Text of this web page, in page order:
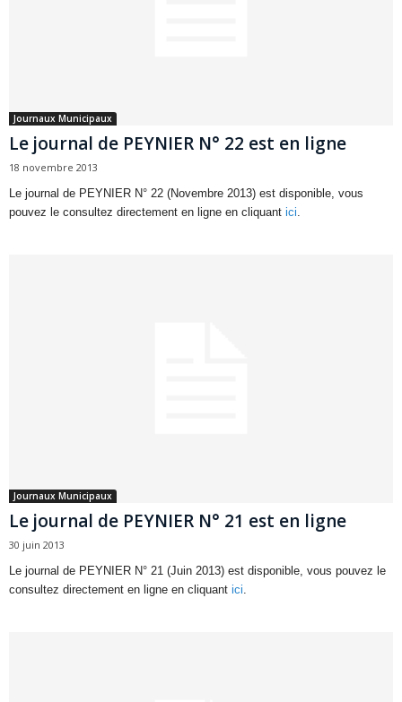
Journaux Municipaux
Le journal de PEYNIER N° 22 est en ligne
18 novembre 2013
Le journal de PEYNIER N° 22 (Novembre 2013) est disponible, vous
pouvez le consultez directement en ligne en cliquant ici.
Journaux Municipaux
Le journal de PEYNIER N° 21 est en ligne
30 juin 2013
Le journal de PEYNIER N° 21 (Juin 2013) est disponible, vous pouvez le
consultez directement en ligne en cliquant ici.